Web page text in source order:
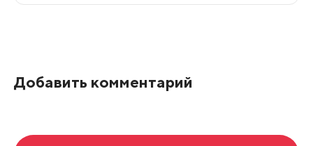
Добавить комментарий